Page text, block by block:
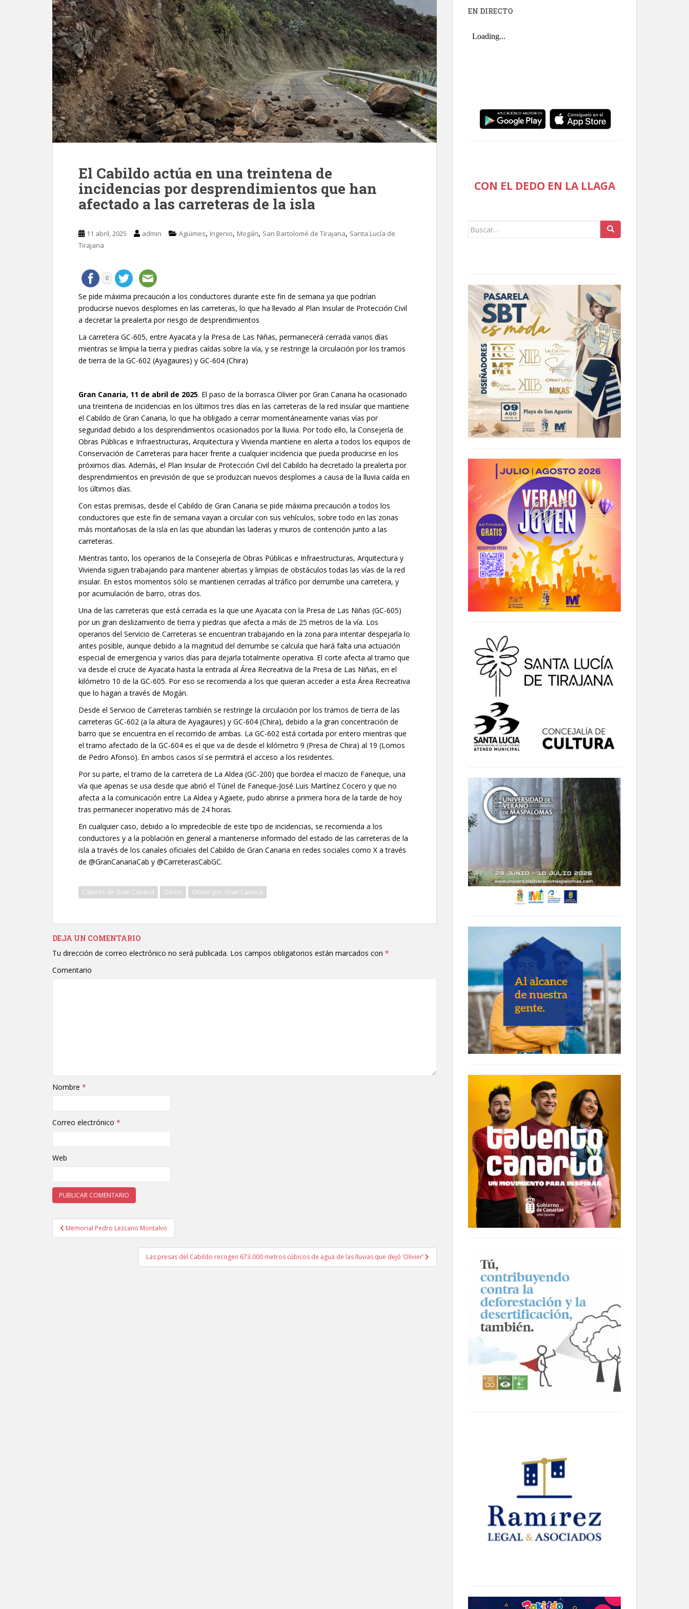
El Cabildo actúa en una treintena de
incidencias por desprendimientos que han
afectado a las carreteras de la isla
11 abril, 2025 admin Agüimes, Ingenio, Mogán, San Bartolomé de Tirajana, Santa Lucía de
Tirajana
0
Se pide máxima precaución a los conductores durante este fin de semana ya que podrían
producirse nuevos desplomes en las carreteras, lo que ha llevado al Plan Insular de Protección Civil
a decretar la prealerta por riesgo de desprendimientos
La carretera GC-605, entre Ayacata y la Presa de Las Niñas, permanecerá cerrada varios días
mientras se limpia la tierra y piedras caídas sobre la vía, y se restringe la circulación por los tramos
de tierra de la GC-602 (Ayagaures) y GC-604 (Chira)
Gran Canaria, 11 de abril de 2025. El paso de la borrasca Olivier por Gran Canaria ha ocasionado
una treintena de incidencias en los últimos tres días en las carreteras de la red insular que mantiene
el Cabildo de Gran Canaria, lo que ha obligado a cerrar momentáneamente varias vías por
seguridad debido a los desprendimientos ocasionados por la lluvia. Por todo ello, la Consejería de
Obras Públicas e Infraestructuras, Arquitectura y Vivienda mantiene en alerta a todos los equipos de
Conservación de Carreteras para hacer frente a cualquier incidencia que pueda producirse en los
próximos días. Además, el Plan Insular de Protección Civil del Cabildo ha decretado la prealerta por
desprendimientos en previsión de que se produzcan nuevos desplomes a causa de la lluvia caída en
los últimos días.
Con estas premisas, desde el Cabildo de Gran Canaria se pide máxima precaución a todos los
conductores que este fin de semana vayan a circular con sus vehículos, sobre todo en las zonas
más montañosas de la isla en las que abundan las laderas y muros de contención junto a las
carreteras.
Mientras tanto, los operarios de la Consejería de Obras Públicas e Infraestructuras, Arquitectura y
Vivienda siguen trabajando para mantener abiertas y limpias de obstáculos todas las vías de la red
insular. En estos momentos sólo se mantienen cerradas al tráfico por derrumbe una carretera, y
por acumulación de barro, otras dos.
Una de las carreteras que está cerrada es la que une Ayacata con la Presa de Las Niñas (GC-605)
por un gran deslizamiento de tierra y piedras que afecta a más de 25 metros de la vía. Los
operarios del Servicio de Carreteras se encuentran trabajando en la zona para intentar despejarla lo
antes posible, aunque debido a la magnitud del derrumbe se calcula que hará falta una actuación
especial de emergencia y varios días para dejarla totalmente operativa. El corte afecta al tramo que
va desde el cruce de Ayacata hasta la entrada al Área Recreativa de la Presa de Las Niñas, en el
kilómetro 10 de la GC-605. Por eso se recomienda a los que quieran acceder a esta Área Recreativa
que lo hagan a través de Mogán.
Desde el Servicio de Carreteras también se restringe la circulación por los tramos de tierra de las
carreteras GC-602 (a la altura de Ayagaures) y GC-604 (Chira), debido a la gran concentración de
barro que se encuentra en el recorrido de ambas. La GC-602 está cortada por entero mientras que
el tramo afectado de la GC-604 es el que va de desde el kilómetro 9 (Presa de Chira) al 19 (Lomos
de Pedro Afonso). En ambos casos sí se permitirá el acceso a los residentes.
Por su parte, el tramo de la carretera de La Aldea (GC-200) que bordea el macizo de Faneque, una
vía que apenas se usa desde que abrió el Túnel de Faneque-José Luis Martínez Cocero y que no
afecta a la comunicación entre La Aldea y Agaete, pudo abrirse a primera hora de la tarde de hoy
tras permanecer inoperativo más de 24 horas.
En cualquier caso, debido a lo impredecible de este tipo de incidencias, se recomienda a los
conductores y a la población en general a mantenerse informado del estado de las carreteras de la
isla a través de los canales oficiales del Cabildo de Gran Canaria en redes sociales como X a través
de @GranCanariaCab y @CarreterasCabGC.
Cabildo de Gran Canaria Olivier Olivier por Gran Canaria
DEJA UN COMENTARIO
Tu dirección de correo electrónico no será publicada. Los campos obligatorios están marcados con *
Comentario
Nombre *
Correo electrónico *
Web
Navegación de entradas
Memorial Pedro Lezcano Montalvo
Las presas del Cabildo recogen 673.000 metros cúbicos de agua de las lluvias que dejó ‘Olivier’
EN DIRECTO
CON EL DEDO EN LA LLAGA
Buscar: